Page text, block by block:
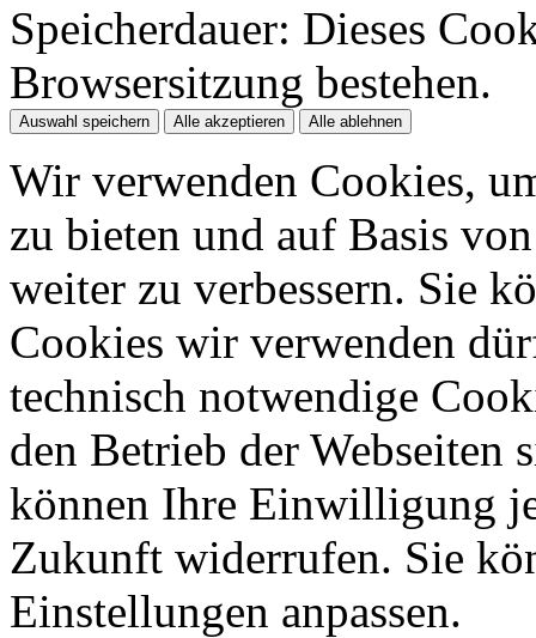
Speicherdauer: Dieses
Browsersitzung bestehen.
Auswahl speichern Alle akzeptieren Alle ablehnen
Wir verwenden Cookies,
zu bieten und auf Basis
weiter zu verbessern. Sie
Cookies wir verwenden
technisch notwendige
den Betrieb der Webseiten
können Ihre Einwilligung
Zukunft widerrufen. Sie
Einstellungen anpassen.